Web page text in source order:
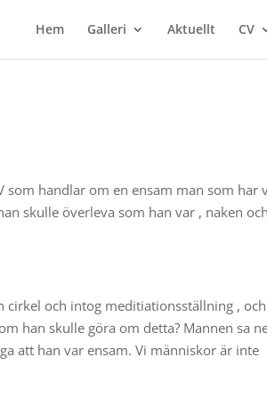
Hem Galleri Aktuellt CV
som handlar om en ensam man som har
skulle överleva som han var , naken
cirkel och intog meditiationsställning ,
han skulle göra om detta? Mannen sa
att han var ensam. Vi människor är inte